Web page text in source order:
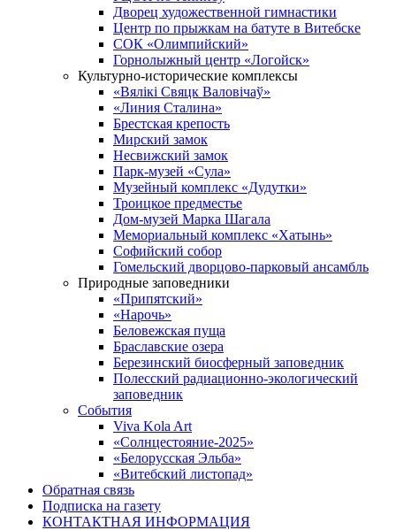
Дворец художественной гимнастики
Центр по прыжкам на батуте в Витебске
СОК «Олимпийский»
Горнолыжный центр «Логойск»
Культурно-исторические комплексы
«Вялікі Свяцк Валовічаў»
«Линия Сталина»
Брестская крепость
Мирский замок
Несвижский замок
Парк-музей «Сула»
Музейный комплекс «Дудутки»
Троицкое предместье
Дом-музей Марка Шагала
Мемориальный комплекс «Хатынь»
Софийский собор
Гомельский дворцово-парковый ансамбль
Природные заповедники
«Припятский»
«Нарочь»
Беловежская пуща
Браславские озера
Березинский биосферный заповедник
Полесский радиационно-экологический
заповедник
События
Viva Kola Art
«Солнцестояние-2025»
«Белорусская Эльба»
«Витебский листопад»
Обратная связь
Подписка на газету
КОНТАКТНАЯ ИНФОРМАЦИЯ